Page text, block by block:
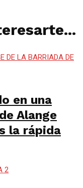
en una
Alange
la rápida